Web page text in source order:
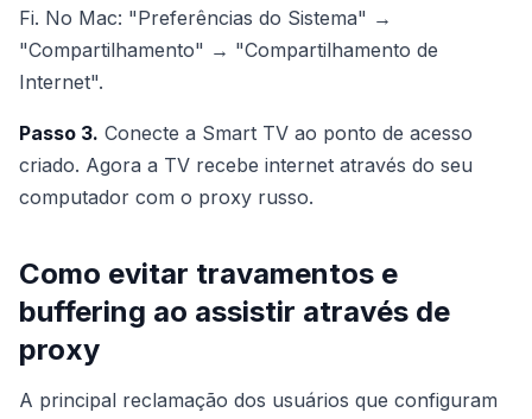
Fi. No Mac: "Preferências do Sistema" →
"Compartilhamento" → "Compartilhamento de
Internet".
Passo 3. Conecte a Smart TV ao ponto de acesso
criado. Agora a TV recebe internet através do seu
computador com o proxy russo.
Como evitar travamentos e
buffering ao assistir através de
proxy
A principal reclamação dos usuários que configuram